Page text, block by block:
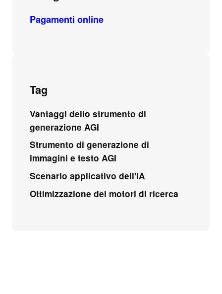
Pagamenti online
Tag
Vantaggi dello strumento di
generazione AGI
Strumento di generazione di
immagini e testo AGI
Scenario applicativo dell'IA
Ottimizzazione dei motori di ricerca